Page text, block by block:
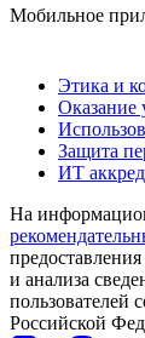
Мобильное
Этика и
Оказание
Защита
ИТ
На
и анализа
пользователей
Российской